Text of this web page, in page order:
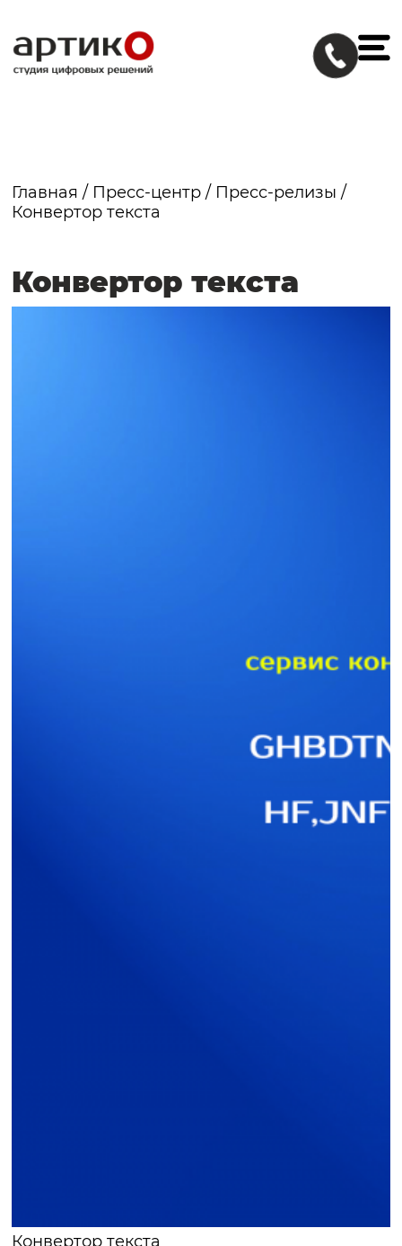
Главная / Пресс-центр / Пресс-релизы /
Конвертор текста
Конвертор текста
Конвертор текста